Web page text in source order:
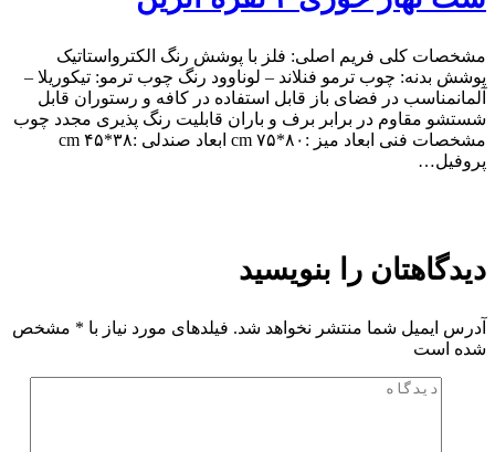
مشخصات کلی فریم اصلی: فلز با پوشش رنگ الکترواستاتیک
پوشش بدنه: چوب ترمو فنلاند – لوناوود رنگ چوب ترمو: تیکوریلا –
آلمانمناسب در فضای باز قابل استفاده در کافه و رستوران قابل
شستشو مقاوم در برابر برف و باران قابلیت رنگ پذیری مجدد چوب
مشخصات فنی ابعاد میز :۸۰*۷۵ cm ابعاد صندلی :۳۸*۴۵ cm
پروفیل…
دیدگاهتان را بنویسید
آدرس ایمیل شما منتشر نخواهد شد. فیلدهای مورد نیاز با * مشخص
شده است